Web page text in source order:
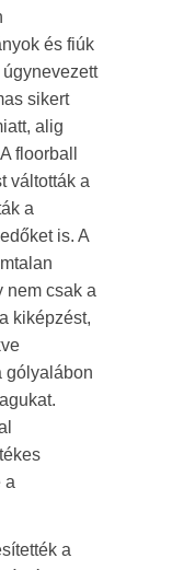
és fiúk
sikert
alig
floorball
váltották a
a
is. A
nem csak a
kiképzést,
gólyalábon
a
a